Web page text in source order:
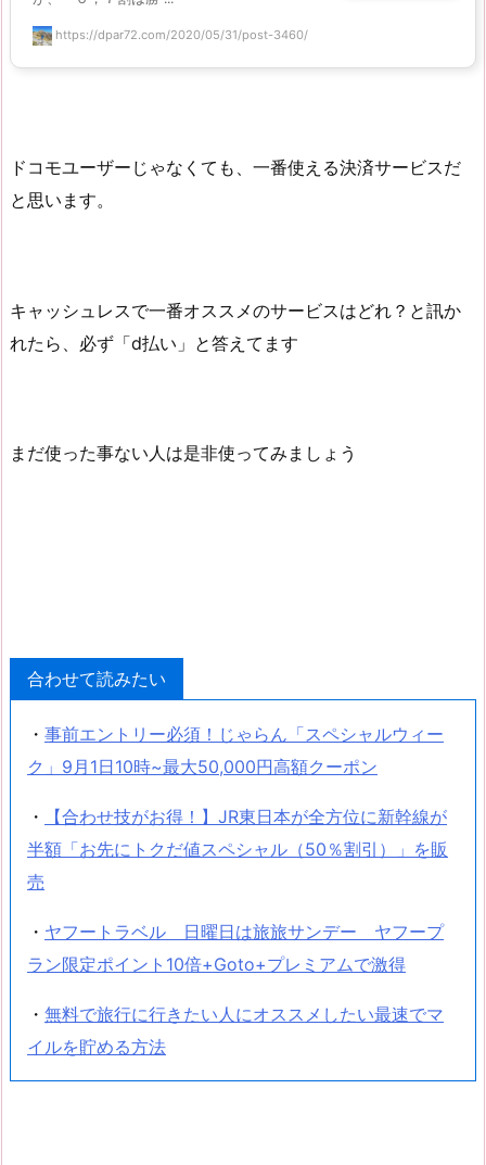
https://dpar72.com/2020/05/31/post-3460/
ドコモユーザーじゃなくても、一番使える決済サービスだ
と思います。
キャッシュレスで一番オススメのサービスはどれ？と訊か
れたら、必ず「d払い」と答えてます
まだ使った事ない人は是非使ってみましょう
合わせて読みたい
・ 事前エントリー必須！じゃらん「スペシャルウィー
ク」9月1日10時~最大50,000円高額クーポン
・
【合わせ技がお得！】JR東日本が全方位に新幹線が
半額「お先にトクだ値スペシャル（50％割引）」を販
売
・ ヤフートラベル 日曜日は旅旅サンデー ヤフープ
ラン限定ポイント10倍+Goto+プレミアムで激得
・ 無料で旅行に行きたい人にオススメしたい最速でマ
イルを貯める方法